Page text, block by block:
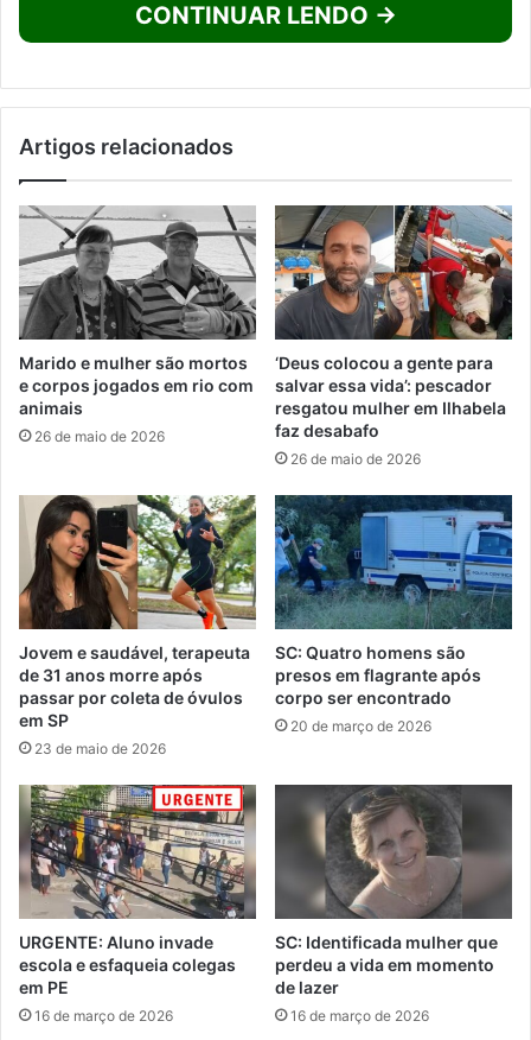
CONTINUAR LENDO →
Artigos relacionados
Marido e mulher são mortos
e corpos jogados em rio com
animais
26 de maio de 2026
‘Deus colocou a gente para
salvar essa vida’: pescador
resgatou mulher em Ilhabela
faz desabafo
26 de maio de 2026
Jovem e saudável, terapeuta
de 31 anos morre após
passar por coleta de óvulos
em SP
23 de maio de 2026
SC: Quatro homens são
presos em flagrante após
corpo ser encontrado
20 de março de 2026
URGENTE: Aluno invade
escola e esfaqueia colegas
em PE
16 de março de 2026
SC: Identificada mulher que
perdeu a vida em momento
de lazer
16 de março de 2026